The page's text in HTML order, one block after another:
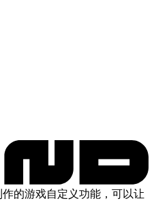
作的游戏自定义功能，可以让